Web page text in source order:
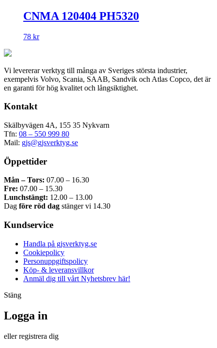
CNMA 120404 PH5320
78 kr
Vi levererar verktyg till många av Sveriges största industrier,
exempelvis Volvo, Scania, SAAB, Sandvik och Atlas Copco, det är
en garanti för hög kvalitet och långsiktighet.
Kontakt
Skälbyvägen 4A, 155 35 Nykvarn
Tfn: 08 – 550 999 80
Mail: gjs@gjsverktyg.se
Öppettider
Mån – Tors: 07.00 – 16.30
Fre: 07.00 – 15.30
Lunchstängt: 12.00 – 13.00
Dag före röd dag stänger vi 14.30
Kundservice
Handla på gjsverktyg.se
Cookiepolicy
Personuppgiftspolicy
Köp- & leveransvillkor
Anmäl dig till vårt Nyhetsbrev här!
Stäng
Logga in
eller registrera dig